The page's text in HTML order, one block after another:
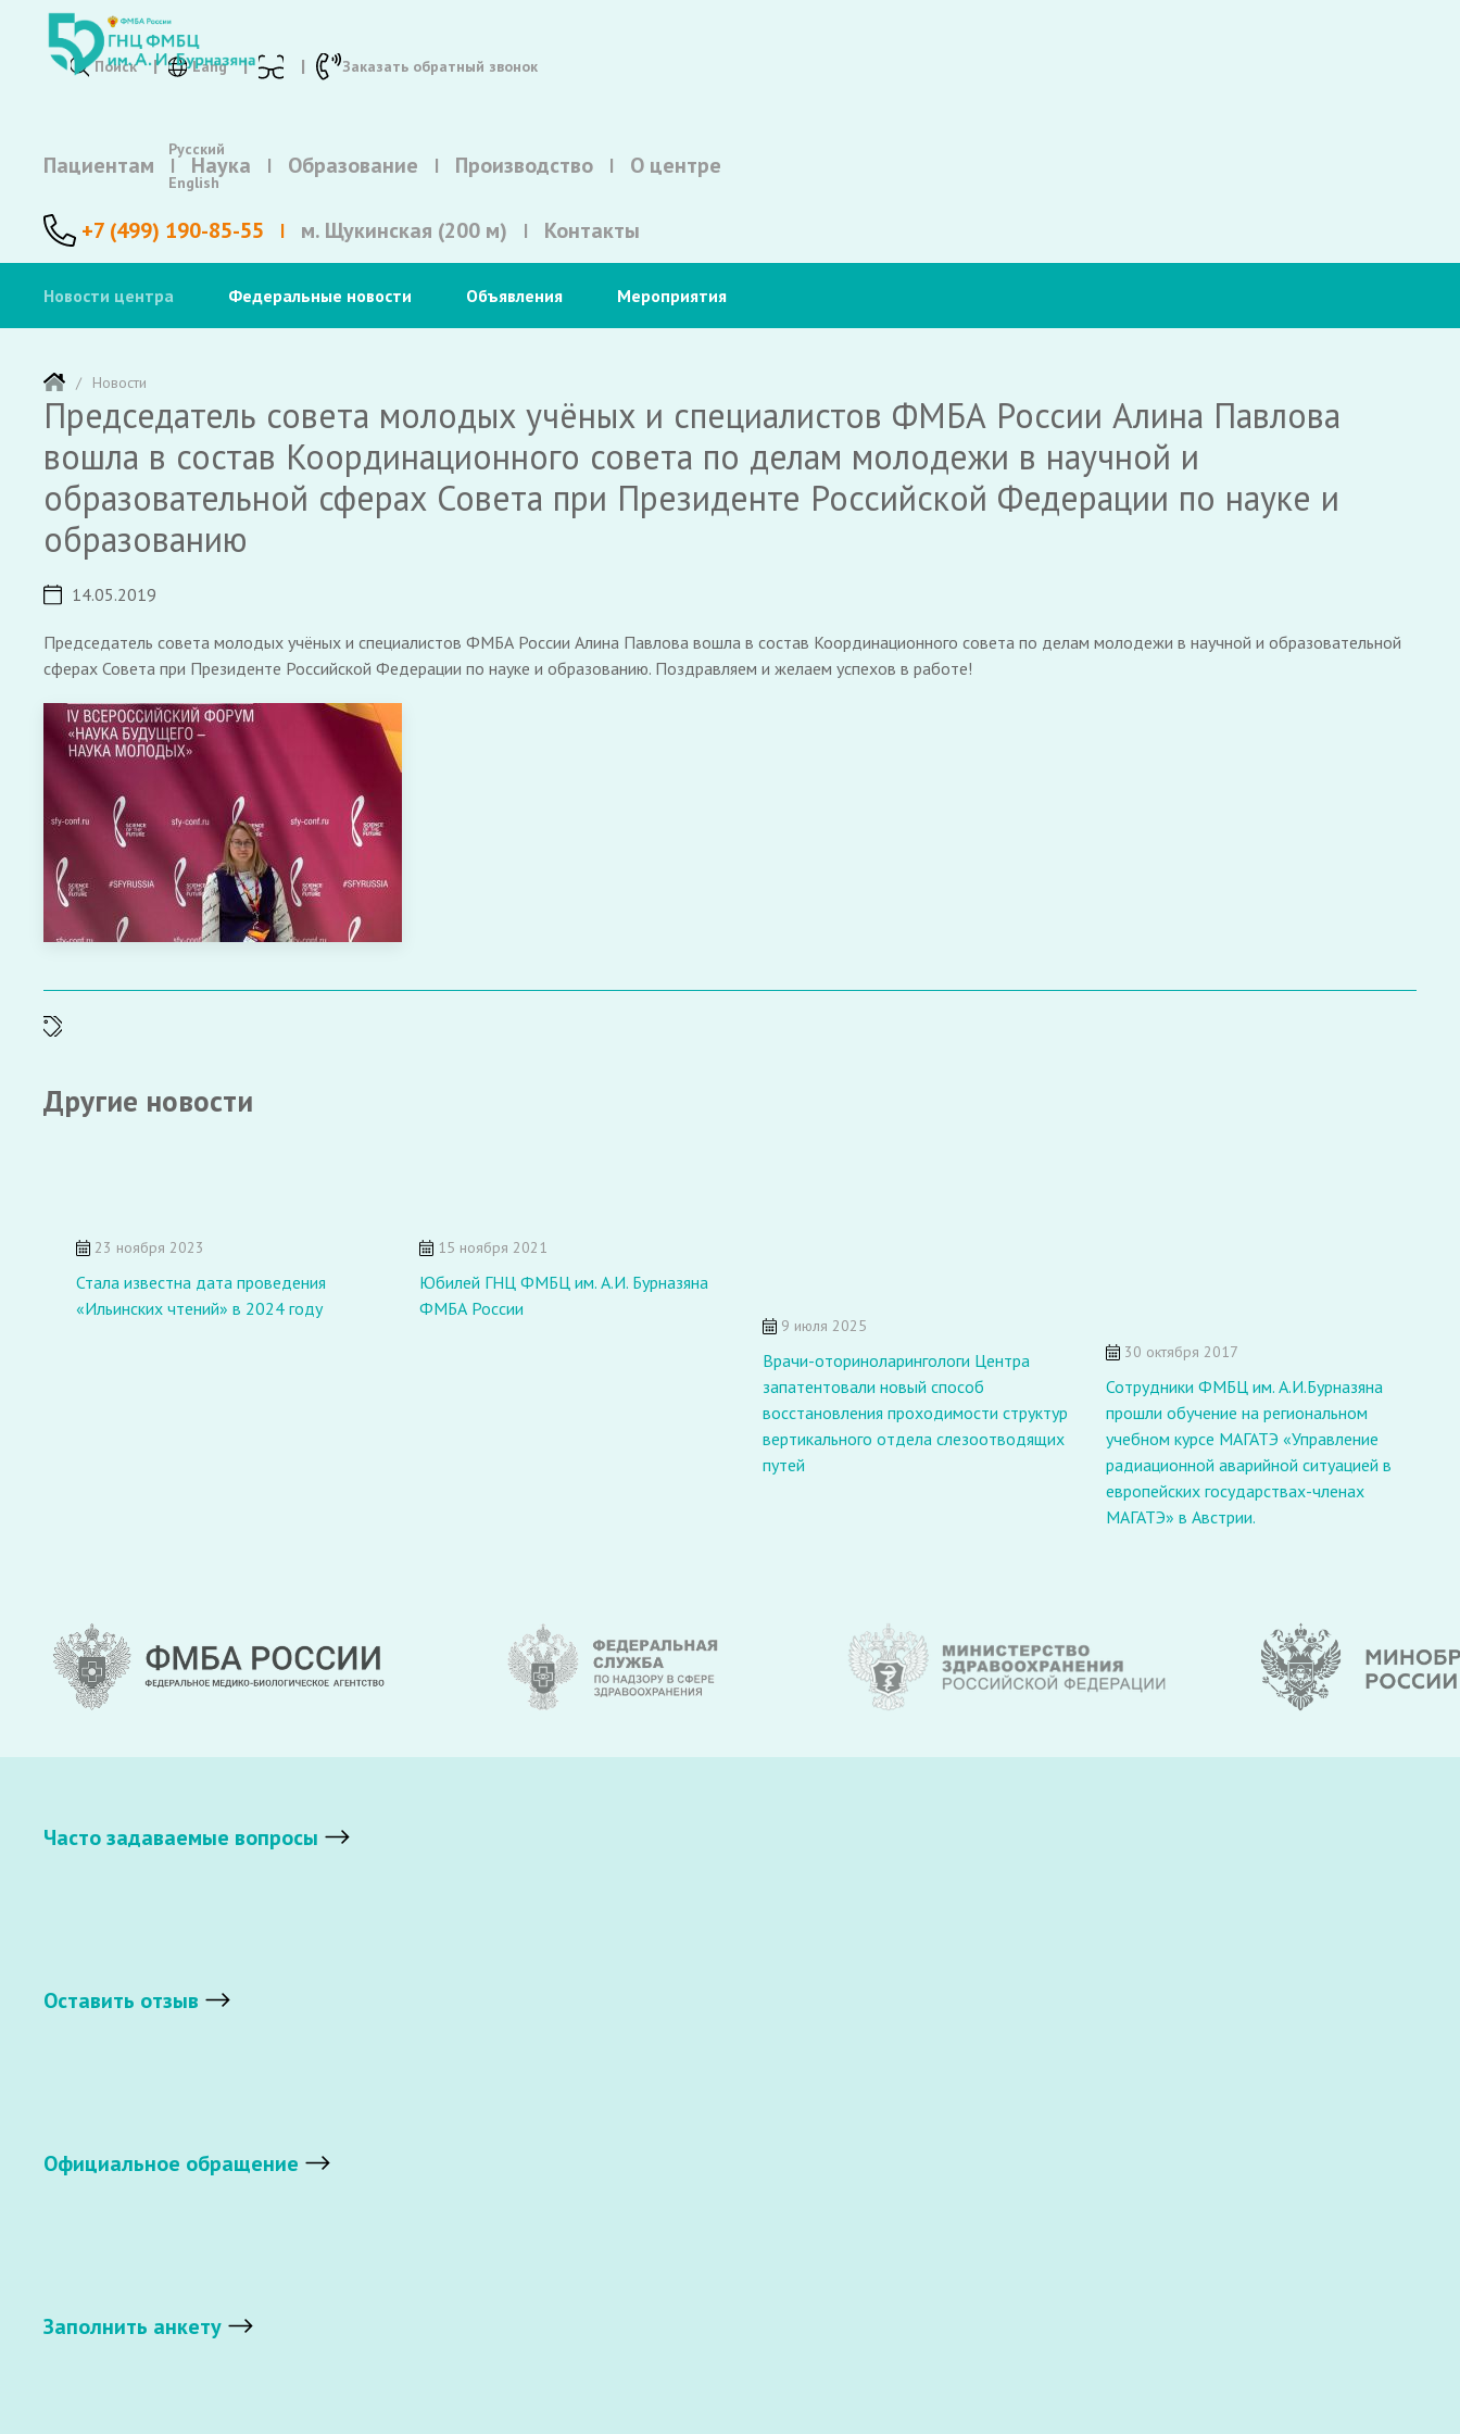
Поиск Lang
Русский
English
Заказать обратный звонок
Пациентам Наука Образование Производство О центре
+7 (499) 190-85-55 м. Щукинская (200 м) Контакты
Новости центра Федеральные новости Объявления Мероприятия
Новости
Председатель совета молодых учёных и специалистов ФМБА России Алина Павлова
вошла в состав Координационного совета по делам молодежи в научной и
образовательной сферах Совета при Президенте Российской Федерации по науке и
образованию
14.05.2019
Председатель совета молодых учёных и специалистов ФМБА России Алина Павлова вошла в состав Координационного совета по делам молодежи в научной и образовательной
сферах Совета при Президенте Российской Федерации по науке и образованию. Поздравляем и желаем успехов в работе!
Другие новости
23 ноября 2023
Стала известна дата проведения
«Ильинских чтений» в 2024 году
15 ноября 2021
Юбилей ГНЦ ФМБЦ им. А.И. Бурназяна
ФМБА России
9 июля 2025
Врачи-оториноларингологи Центра
запатентовали новый способ
восстановления проходимости структур
вертикального отдела слезоотводящих
путей
30 октября 2017
Сотрудники ФМБЦ им. А.И.Бурназяна
прошли обучение на региональном
учебном курсе МАГАТЭ «Управление
радиационной аварийной ситуацией в
европейских государствах-членах
МАГАТЭ» в Австрии.
Часто задаваемые вопросы
Оставить отзыв
Официальное обращение
Заполнить анкету